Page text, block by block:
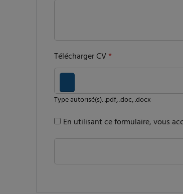
Télécharger CV*
Type autorisé(s): .pdf, .doc, .docx
En utilisant ce formulaire, vous